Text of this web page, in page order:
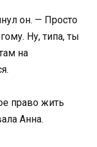
он. — Просто
Ну, типа, ты
на
право жить
Анна.